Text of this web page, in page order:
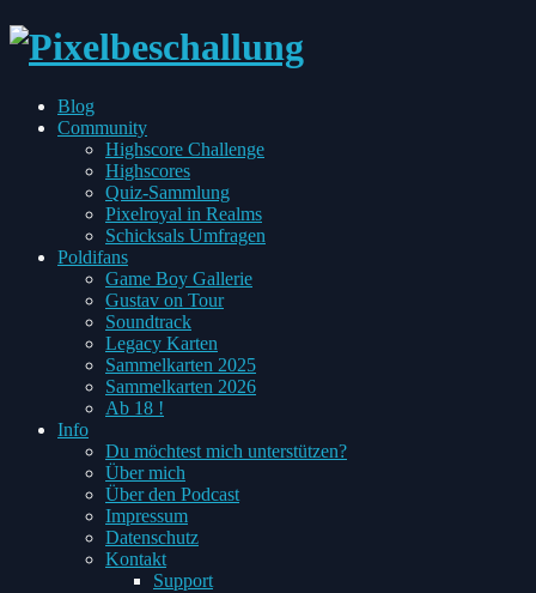
every
Pixel
Blog
CommunityToggle
child
menu
Highscore Challenge
Highscores
Quiz-Sammlung
Pixelroyal in Realms
Schicksals Umfragen
PoldifansToggle
child
menu
Game Boy Gallerie
Gustav on Tour
Soundtrack
Legacy Karten
Sammelkarten 2025
Sammelkarten 2026
Ab 18 !
InfoToggle
child
menu
Du möchtest mich unterstützen?
Über mich
Über den Podcast
Impressum
Datenschutz
KontaktToggle
child
Support